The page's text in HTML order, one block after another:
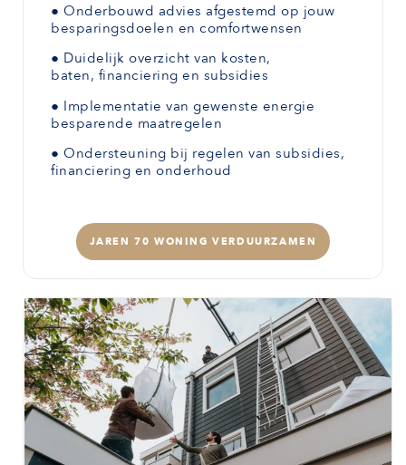
● Onderbouwd advies afgestemd op jouw
besparingsdoelen en comfortwensen
● Duidelijk overzicht van kosten,
baten, financiering en subsidies
● Implementatie van gewenste energie
besparende maatregelen
● Ondersteuning bij regelen van subsidies,
financiering en onderhoud
JAREN 70 WONING VERDUURZAMEN